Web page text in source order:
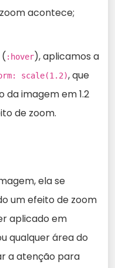
acontece;
:hover), aplicamos a
scale(1.2), que
imagem em 1.2
de zoom.
ela se
um efeito de zoom
aplicado em
qualquer área do
a atenção para